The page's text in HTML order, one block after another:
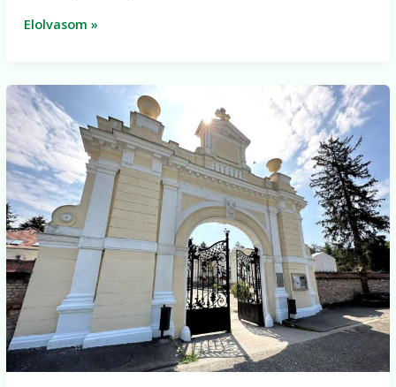
Elolvasom »
Tájékoztató
halottak
napi
virágárusítási
helyek
sorsolásáról